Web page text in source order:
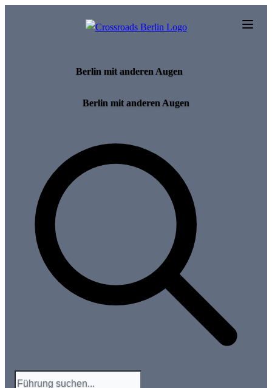
Berlin mit anderen Augen
Berlin mit anderen Augen